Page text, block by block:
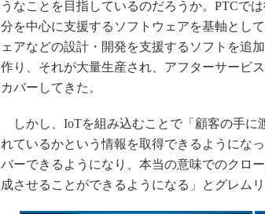
うなことを目指しているのだろうか。PTCで
分を中心に支援するソフトウェアを基軸とし
ェアなどの設計・開発を支援するソフトを追
作り、それが大量生産され、アフターサービ
カバーしてきた。
しかし、IoTを組み込むことで「顧客の手に
れているかという情報を取得できるようにな
バーできるようになり、本当の意味でのクロ
成させることができるようになる」とグレム